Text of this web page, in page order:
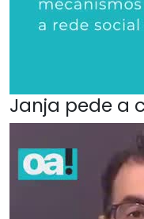
Janja pede a